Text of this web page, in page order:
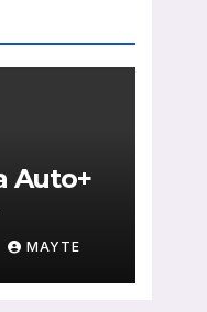
Auto+
flotas
MAYTE